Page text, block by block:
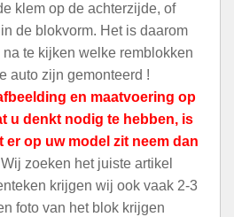
klem op de achterzijde, of
de blokvorm. Het is daarom
na te kijken welke remblokken
auto zijn gemonteerd !
en maatvoering op
u denkt nodig te hebben, is
er op uw model zit neem dan
Wij zoeken het juiste artikel
krijgen wij ook vaak 2-3
foto van het blok krijgen